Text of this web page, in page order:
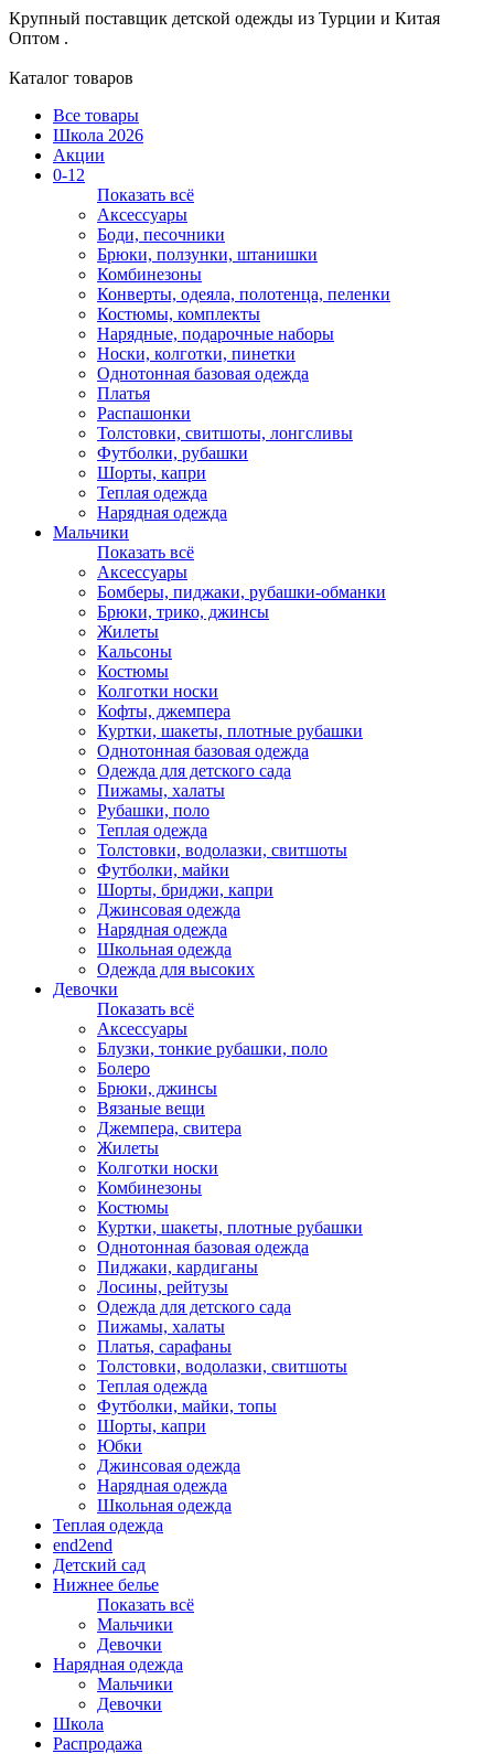
Крупный поставщик детской одежды из Турции и Китая
Оптом .
Каталог товаров
Все товары
Школа 2026
Акции
0-12
Показать всё
Аксессуары
Боди, песочники
Брюки, ползунки, штанишки
Комбинезоны
Конверты, одеяла, полотенца, пеленки
Костюмы, комплекты
Нарядные, подарочные наборы
Носки, колготки, пинетки
Однотонная базовая одежда
Платья
Распашонки
Толстовки, свитшоты, лонгсливы
Футболки, рубашки
Шорты, капри
Теплая одежда
Нарядная одежда
Мальчики
Показать всё
Аксессуары
Бомберы, пиджаки, рубашки-обманки
Брюки, трико, джинсы
Жилеты
Кальсоны
Костюмы
Колготки носки
Кофты, джемпера
Куртки, шакеты, плотные рубашки
Однотонная базовая одежда
Одежда для детского сада
Пижамы, халаты
Рубашки, поло
Теплая одежда
Толстовки, водолазки, свитшоты
Футболки, майки
Шорты, бриджи, капри
Джинсовая одежда
Нарядная одежда
Школьная одежда
Одежда для высоких
Девочки
Показать всё
Аксессуары
Блузки, тонкие рубашки, поло
Болеро
Брюки, джинсы
Вязаные вещи
Джемпера, свитера
Жилеты
Колготки носки
Комбинезоны
Костюмы
Куртки, шакеты, плотные рубашки
Однотонная базовая одежда
Пиджаки, кардиганы
Лосины, рейтузы
Одежда для детского сада
Пижамы, халаты
Платья, сарафаны
Толстовки, водолазки, свитшоты
Теплая одежда
Футболки, майки, топы
Шорты, капри
Юбки
Джинсовая одежда
Нарядная одежда
Школьная одежда
Теплая одежда
end2end
Детский сад
Нижнее белье
Показать всё
Мальчики
Девочки
Нарядная одежда
Мальчики
Девочки
Школа
Распродажа